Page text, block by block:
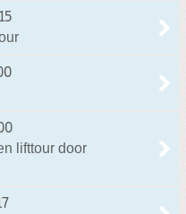
lifttour door